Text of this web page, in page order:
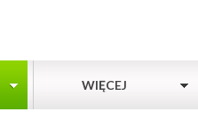
WIĘCEJ